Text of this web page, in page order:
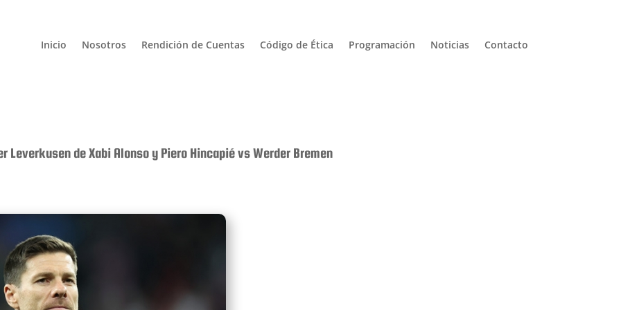
Inicio Nosotros Rendición de Cuentas Código de Ética Programación Noticias Contacto
Leverkusen de Xabi Alonso y Piero Hincapié vs Werder Bremen